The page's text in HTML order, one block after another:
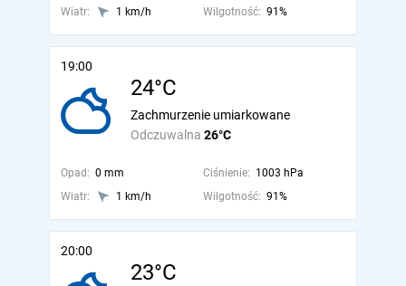
Wiatr:
1 km/h Wilgotność: 91%
19:00
24°C
Odczuwalna 26°C
Zachmurzenie umiarkowane
Opad: 0 mm Ciśnienie: 1003 hPa
Wiatr:
1 km/h Wilgotność: 91%
20:00
23°C